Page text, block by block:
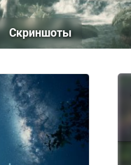
Скриншоты